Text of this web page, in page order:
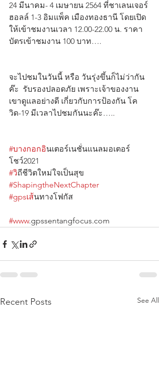
24 มีนาคม- 4 เมษายน 2564 ที่ชาเลนเจอร์
ฮอลล์ 1-3 อิมแพ็ค เมืองทองธานี โดยเปิด
ให้เข้าชมงานเวลา 12.00-22.00 น. ราคา
บัตรเข้าชมงาน 100 บาท….
จะไปชมในวันนี้ หรือ วันรุ่งขึ้นก็ไม่ว่ากัน
ค๊ะ  รับรองปลอดภัย เพราะเจ้าของงาน
เขาดูแลอย่างดี เกี่ยวกับการป้องกัน โค
วิด-19 มีเวลาไปชมกันนะค๊ะ…..
#บางกอกอินเตอร์เนชั่นแนลมอเตอร์
โชว์2021
#วิถีชีวิตใหม่ใจเป็นสุข
#ShapingtheNextChapter
#gpsเส้นทางโฟกัส
#www.gpssentangfocus.com
Recent Posts See All